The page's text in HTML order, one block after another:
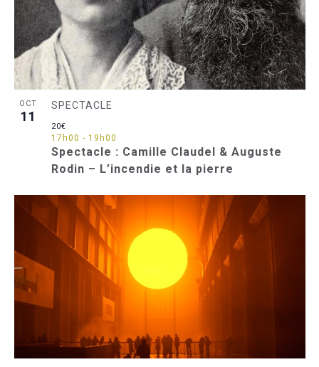
OCT
11
Spectacle : Camille Claudel & Auguste
Rodin – L’incendie et la pierre
SPECTACLE
17h00 - 19h00
20€